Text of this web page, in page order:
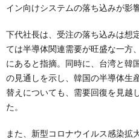
イン向けシステムの落ち込みが影
下代社長は、受注の落ち込みは想
ては半導体関連需要が旺盛な一方
にあると指摘。同時に、台湾と韓
の見通しを示し、韓国の半導体生
替えについても、需要回復を見越
た。
また、新型コロナウイルス感染拡